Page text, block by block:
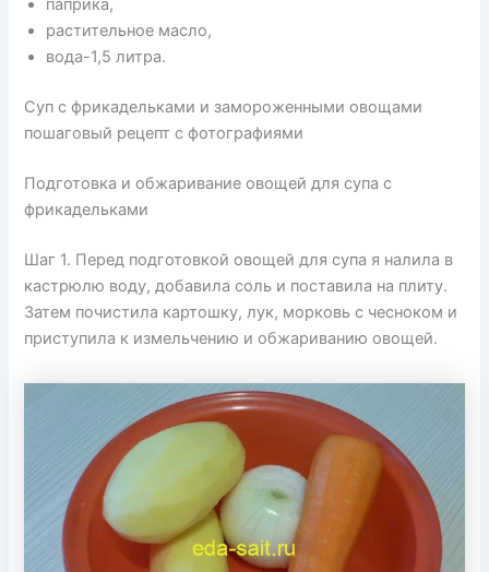
паприка,
растительное масло,
вода-1,5 литра.
Суп с фрикадельками и замороженными овощами
пошаговый рецепт с фотографиями
Подготовка и обжаривание овощей для супа с
фрикадельками
Шаг 1. Перед подготовкой овощей для супа я налила в
кастрюлю воду, добавила соль и поставила на плиту.
Затем почистила картошку, лук, морковь с чесноком и
приступила к измельчению и обжариванию овощей.